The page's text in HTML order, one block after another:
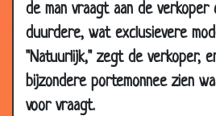
de man vraagt aan de verkoper
duurdere, wat exclusievere
"Natuurlijk," zegt de verkoper,
bijzondere portemonnee zien
voor vraagt.
Mar
2008
28 Feb
2008
Beetje chagrijnig
21 Feb
Zo stil mogelijk